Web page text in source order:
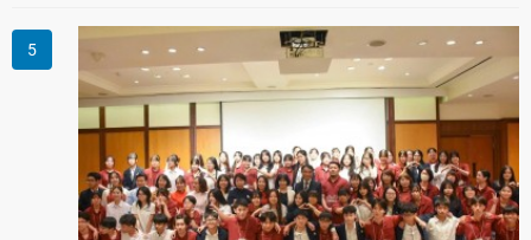
Việt Nam - Thái Lan (1976-2026). Tại đây, nhấn mạnh vai trò
của giao lưu nhân dân, Tổng Lãnh sự Thái Lan cho biết các
hoạt động trao đổi về văn hóa, giáo dục, du lịch, ẩm thực,
nghệ thuật và giao lưu thanh niên đã góp phần đưa quan hệ
Thái Lan - Việt Nam ngày càng gắn bó, gần gũi.